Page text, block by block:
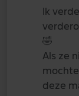
Ik
🤣
Als ze
deze